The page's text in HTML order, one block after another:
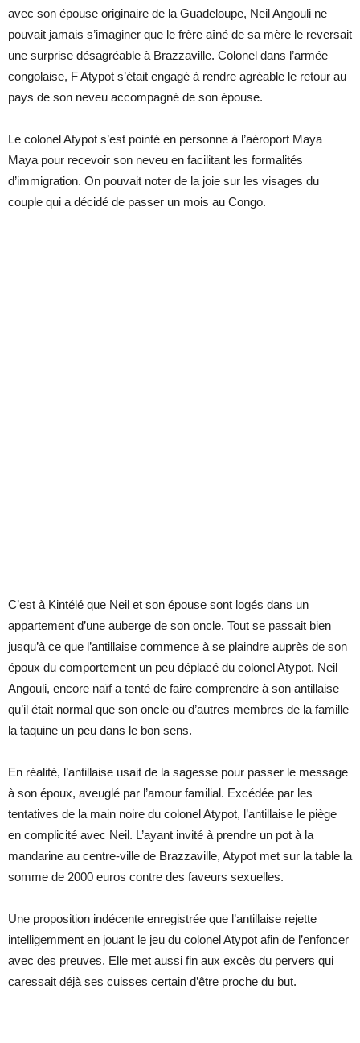
avec son épouse originaire de la Guadeloupe, Neil Angouli ne
pouvait jamais s’imaginer que le frère aîné de sa mère le reversait
une surprise désagréable à Brazzaville. Colonel dans l’armée
congolaise, F Atypot s’était engagé à rendre agréable le retour au
pays de son neveu accompagné de son épouse.
Le colonel Atypot s’est pointé en personne à l’aéroport Maya
Maya pour recevoir son neveu en facilitant les formalités
d’immigration. On pouvait noter de la joie sur les visages du
couple qui a décidé de passer un mois au Congo.
C’est à Kintélé que Neil et son épouse sont logés dans un
appartement d’une auberge de son oncle. Tout se passait bien
jusqu’à ce que l’antillaise commence à se plaindre auprès de son
époux du comportement un peu déplacé du colonel Atypot. Neil
Angouli, encore naïf a tenté de faire comprendre à son antillaise
qu’il était normal que son oncle ou d’autres membres de la famille
la taquine un peu dans le bon sens.
En réalité, l’antillaise usait de la sagesse pour passer le message
à son époux, aveuglé par l’amour familial. Excédée par les
tentatives de la main noire du colonel Atypot, l’antillaise le piège
en complicité avec Neil. L’ayant invité à prendre un pot à la
mandarine au centre-ville de Brazzaville, Atypot met sur la table la
somme de 2000 euros contre des faveurs sexuelles.
Une proposition indécente enregistrée que l’antillaise rejette
intelligemment en jouant le jeu du colonel Atypot afin de l’enfoncer
avec des preuves. Elle met aussi fin aux excès du pervers qui
caressait déjà ses cuisses certain d’être proche du but.